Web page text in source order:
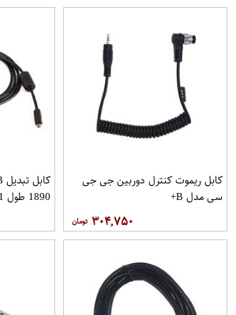
کابل ریموت کنترل دوربین جی جی
سی مدل B+
۳۰۴,۷۵۰
1890 طول 1 متر